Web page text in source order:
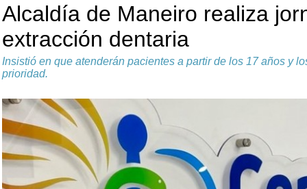
Alcaldía de Maneiro realiza
extracción dentaria
Insistió en que atenderán pacientes a partir de los 17 años y
prioridad.